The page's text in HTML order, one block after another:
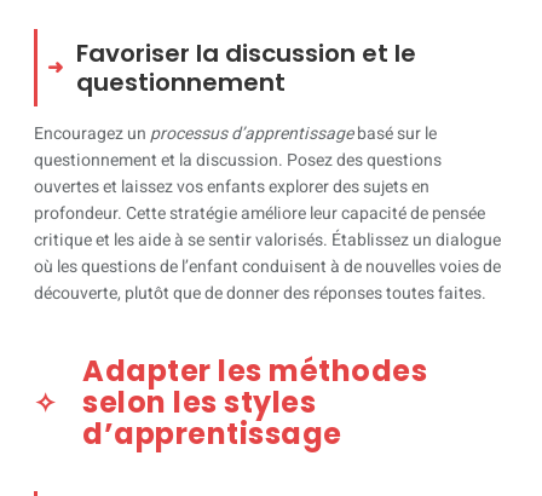
Favoriser la discussion et le
questionnement
Encouragez unprocessus d’apprentissagebasé sur le
questionnement et la discussion. Posez des questions
ouvertes et laissez vos enfants explorer des sujets en
profondeur. Cette stratégie améliore leur capacité de pensée
critique et les aide à se sentir valorisés. Établissez un dialogue
où les questions de l’enfant conduisent à de nouvelles voies de
découverte, plutôt que de donner des réponses toutes faites.
Adapter les méthodes
selon les styles
d’apprentissage